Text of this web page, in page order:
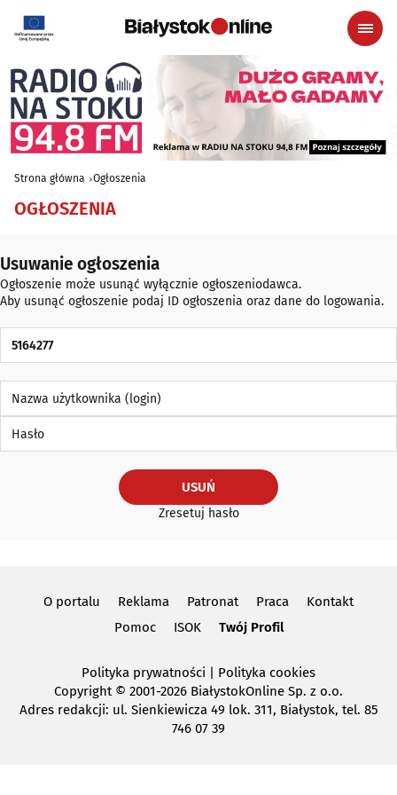
Strona główna Ogłoszenia
OGŁOSZENIA
Usuwanie ogłoszenia
Ogłoszenie może usunąć wyłącznie ogłoszeniodawca.
Aby usunąć ogłoszenie podaj ID ogłoszenia oraz dane do logowania.
Nazwa użytkownika (login)
USUŃ
Zresetuj hasło
O portalu Reklama Patronat Praca
Kontakt
Pomoc
ISOK Twój Profil
Polityka prywatności
Polityka cookies
Copyright© 2001-2026 BiałystokOnline Sp. z o.o.
Adres redakcji: ul. Sienkiewicza 49 lok. 311, Białystok, tel. 85
746 07 39